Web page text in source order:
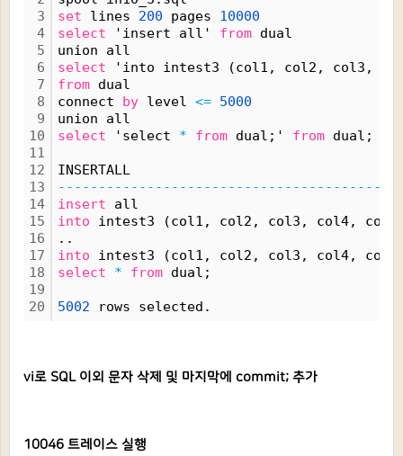
3
4
5
6
7
8
9
10
11
12
13
14
15
16
17
18
19
20
set lines 200 pages 10000
select 'insert all' from dual
union all
select 'into intest3 (col1, col2,
from dual
connect by level <= 5000
union all
select 'select * from dual;' from dual;
INSERTALL
insert all
into intest3 (col1, col2, col3, col4,
..
into intest3 (col1, col2, col3, col4, col5,
select
* from dual;
5002 rows selected.
vi로 SQL 이외 문자 삭제 및 마지막에 commit; 추가
10046 트레이스 실행